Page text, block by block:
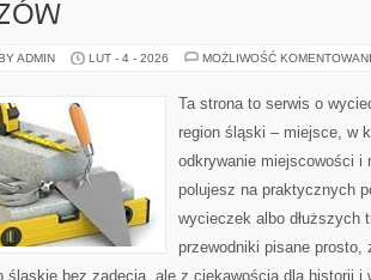
ADMIN LUT - 4 - 2026 MOŻLIWOŚĆ
Ta strona to serwis o
region śląski – miejsce, w
odkrywanie miejscowości i
polujesz na praktycznych
wycieczek albo dłuższych
przewodniki pisane prosto,
śląskie bez zadęcia, ale z ciekawością dla historii i